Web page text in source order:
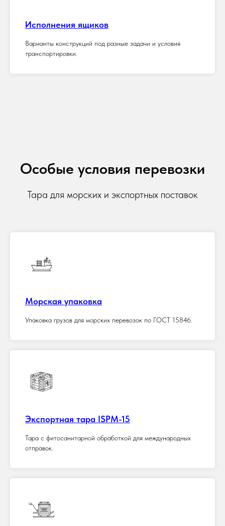
Исполнения ящиков
Варианты конструкций под разные задачи и условия
транспортировки.
Особые условия перевозки
Тара для морских и экспортных поставок
Морская упаковка
Упаковка грузов для морских перевозок по ГОСТ 15846.
Экспортная тара ISPM-15
Тара с фитосанитарной обработкой для международных
отправок.